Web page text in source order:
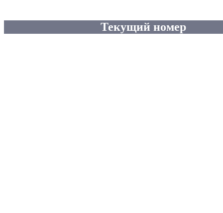
Текущий номер